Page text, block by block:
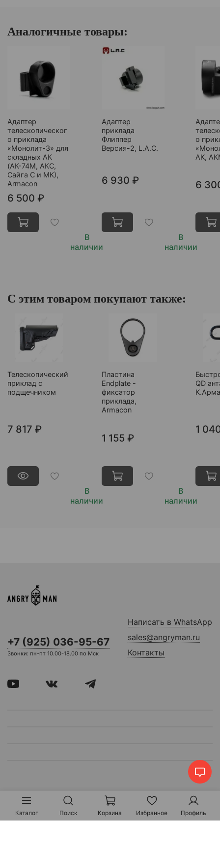
Аналогичные товары:
Адаптер
телескопическог
о приклада
«Монолит-3» для
складных АК
(АК-74М, АКС,
Сайга С и МК),
Armacon
В
наличии
6 500 ₽
Адаптер
приклада
Флиппер
Версия-2, L.A.C.
В
наличии
6 930 ₽
о
АК,
6
С этим товаром покупают также:
Телескопический
приклад с
подщечником
В
наличии
7 817 ₽
Пластина
Endplate -
фиксатор
приклада,
Armacon
В
наличии
1 155 ₽
QD
1
+7 (925) 036-95-67
Звонки: пн-пт 10.00-18.00 по Мск
Написать в WhatsApp
sales@angryman.ru
Контакты
Каталог Поиск Корзина Избранное Профиль